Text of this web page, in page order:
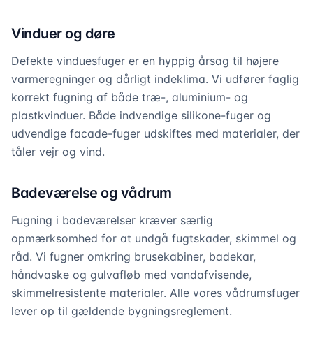
Vinduer og døre
Defekte vinduesfuger er en hyppig årsag til højere
varmeregninger og dårligt indeklima. Vi udfører faglig
korrekt fugning af både træ-, aluminium- og
plastkvinduer. Både indvendige silikone-fuger og
udvendige facade-fuger udskiftes med materialer, der
tåler vejr og vind.
Badeværelse og vådrum
Fugning i badeværelser kræver særlig
opmærksomhed for at undgå fugtskader, skimmel og
råd. Vi fugner omkring brusekabiner, badekar,
håndvaske og gulvafløb med vandafvisende,
skimmelresistente materialer. Alle vores vådrumsfuger
lever op til gældende bygningsreglement.